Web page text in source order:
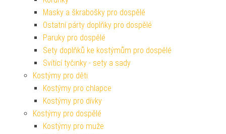
Masky a škrabošky pro dospělé
Ostatní párty doplňky pro dospělé
Paruky pro dospělé
Sety doplňků ke kostýmům pro dospělé
Svítící tyčinky - sety a sady
Kostýmy pro děti
Kostýmy pro chlapce
Kostýmy pro dívky
Kostýmy pro dospělé
Kostýmy pro muže